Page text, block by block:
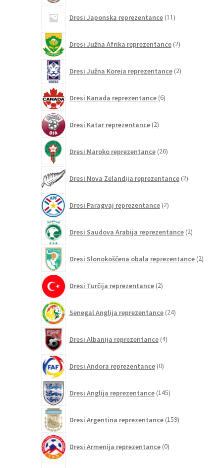
Dresi Japonska reprezentance 11izdelkov
Dresi Južna Afrika reprezentance 2izdelka
Dresi Južna Koreja reprezentance 2izdelka
Dresi Kanada reprezentance 6izdelkov
Dresi Katar reprezentance 2izdelka
Dresi Maroko reprezentance 26izdelkov
Dresi Nova Zelandija reprezentance 2izdelka
Dresi Paragvaj reprezentance 2izdelka
Dresi Saudova Arabija reprezentance 2izdelka
Dresi Slonokoščena obala reprezentance 2izdelka
Dresi Turčija reprezentance 2izdelka
Senegal Anglija reprezentance 24izdelkov
Dresi Albanija reprezentance 4izdelki
Dresi Andora reprezentance 0izdelkov
Dresi Anglija reprezentance 145izdelkov
Dresi Argentina reprezentance 159izdelkov
Dresi Armenija reprezentance 0izdelkov